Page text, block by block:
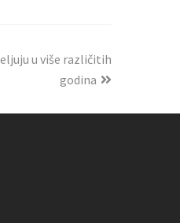
u više različitih
godina